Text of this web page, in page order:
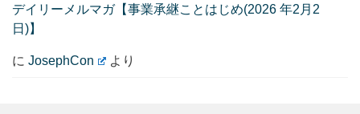
デイリーメルマガ【事業承継ことはじめ(2026 年2月2
日)】
に JosephCon より